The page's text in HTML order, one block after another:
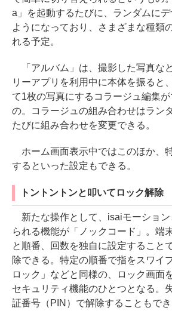
a」を起動するたびに、ランダムに
ようになっており、さまざまな種類
れる予定。
「アルバム」は、撮影した写真な
リーアプリを利用中に本体を振ると
て1枚の写真にするコラージュ編集
の。コラージュの組み合わせはラン
たびに組み合わせを変更できる。
ホーム画面表示中ではこのほか、
するといった設定もできる。
トントントンと叩いてロック解除
新たな操作として、isaiモーション
られる機能が「ノックコード」。端
と順番、回数を独自に設定すること
除できる。特定の順番で指をスワイ
ロック」などと同様の、ロック画面
セキュリティ機能のひとつとなる。
証番号（PIN）で解除することもでき